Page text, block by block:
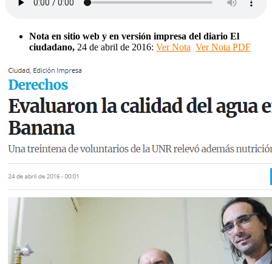
Nota en sitio web y en versión impresa del diario El
ciudadano, 24 de abril de 2016: Ver Nota Ver Nota PDF